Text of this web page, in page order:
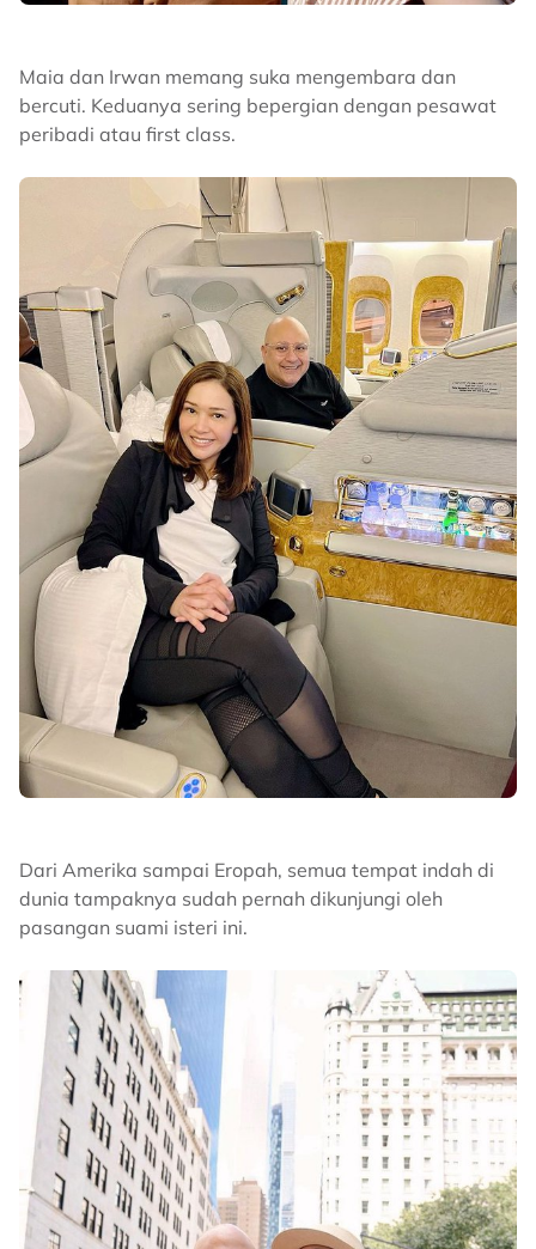
Maia dan Irwan memang suka mengembara dan
bercuti. Keduanya sering bepergian dengan pesawat
peribadi atau first class.
Dari Amerika sampai Eropah, semua tempat indah di
dunia tampaknya sudah pernah dikunjungi oleh
pasangan suami isteri ini.